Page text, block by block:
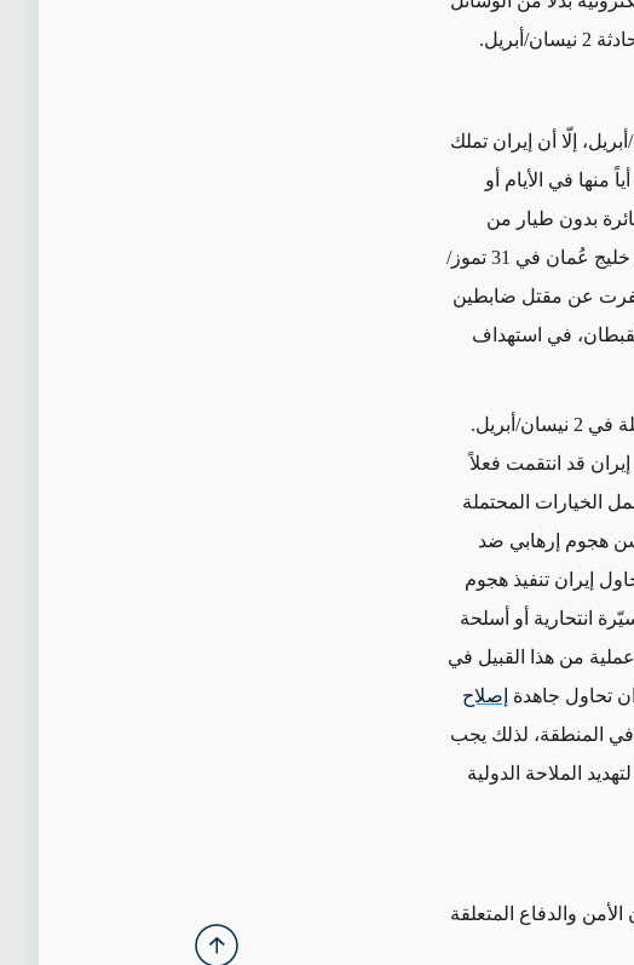
منها في الأيام أو
بدون طيار من
" المرتبطة بإسرائيل في خليج عُمان في 31 تموز/
عن مقتل ضابطين
في استهداف
وخيار آخر هو ببساطة محاولة إنقاذ نصر دعائي من محاولة التوغل الفاشلة في 2 نيسان/أبريل.
إيران قد انتقمت فعلاً
الخيارات المحتملة
هجوم إرهابي ضد
إيران تنفيذ هجوم
انتحارية أو أسلحة
من هذا القبيل في
تحاول جاهدة إصلاح
في المنطقة، لذلك يجب
الملاحة الدولية
والدفاع المتعلقة